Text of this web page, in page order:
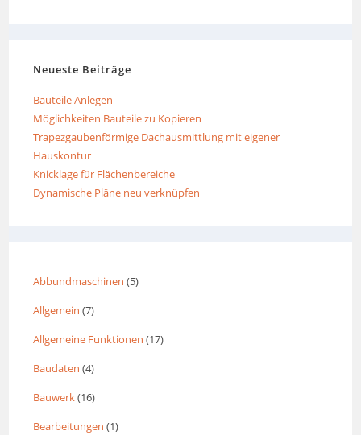
Neueste Beiträge
Bauteile Anlegen
Möglichkeiten Bauteile zu Kopieren
Trapezgaubenförmige Dachausmittlung mit eigener
Hauskontur
Knicklage für Flächenbereiche
Dynamische Pläne neu verknüpfen
Abbundmaschinen (5)
Allgemein (7)
Allgemeine Funktionen (17)
Baudaten (4)
Bauwerk(16)
Bearbeitungen (1)